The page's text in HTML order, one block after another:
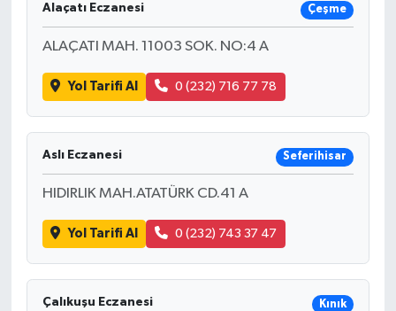
Alaçatı Eczanesi Çeşme
ALAÇATI MAH. 11003 SOK. NO:4 A
Yol Tarifi Al 0 (232) 716 77 78
Aslı Eczanesi Seferihisar
HIDIRLIK MAH.ATATÜRK CD.41 A
Yol Tarifi Al 0 (232) 743 37 47
Çalıkuşu Eczanesi Kınık